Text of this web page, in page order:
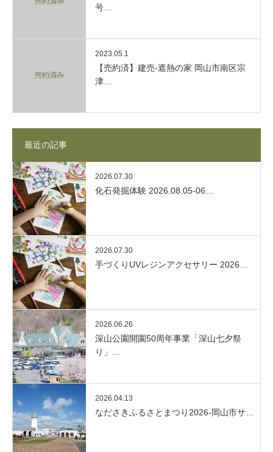
号…
2023.05.1
【売約済】建売-遮熱の家 岡山市南区宗
津…
最近の記事
2026.07.30
化石発掘体験 2026.08.05-06…
2026.07.30
手づくりUVレジンアクセサリー 2026…
2026.06.26
深山公園開園50周年事業「深山七夕祭
り」…
2026.04.13
なださきふるさとまつり2026-岡山市サ…